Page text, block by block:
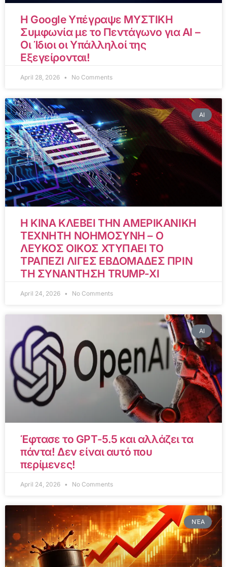
Η Google Υπέγραψε ΜΥΣΤΙΚΗ
Συμφωνία με το Πεντάγωνο για AI –
Οι Ίδιοι οι Υπάλληλοί της
Εξεγείρονται!
April 28, 2026 No Comments
AI
Η ΚΙΝΑ ΚΛΕΒΕΙ ΤΗΝ ΑΜΕΡΙΚΑΝΙΚΗ
ΤΕΧΝΗΤΗ ΝΟΗΜΟΣΥΝΗ – Ο
ΛΕΥΚΟΣ ΟΙΚΟΣ ΧΤΥΠΑΕΙ ΤΟ
ΤΡΑΠΕΖΙ ΛΙΓΕΣ ΕΒΔΟΜΑΔΕΣ ΠΡΙΝ
ΤΗ ΣΥΝΑΝΤΗΣΗ TRUMP-XI
April 24, 2026 No Comments
AI
Έφτασε το GPT-5.5 και αλλάζει τα
πάντα! Δεν είναι αυτό που
περίμενες!
April 24, 2026 No Comments
ΝΈΑ